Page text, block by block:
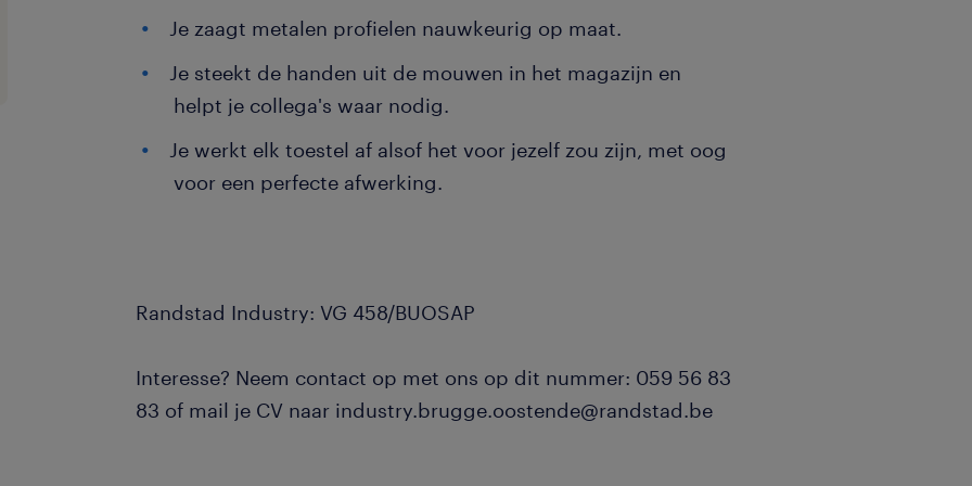
Je zaagt metalen profielen nauwkeurig op maat.
Je steekt de handen uit de mouwen in het magazijn en
helpt je collega's waar nodig.
Je werkt elk toestel af alsof het voor jezelf zou zijn, met oog
voor een perfecte afwerking.
Randstad Industry: VG 458/BUOSAP
Interesse? Neem contact op met ons op dit nummer: 059 56 83
83 of mail je CV naar industry.brugge.oostende@randstad.be